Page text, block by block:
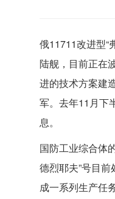
俄11711改进型“
陆舰，目前正在
进的技术方案建
军。去年11月下
息。
国防工业综合体
德烈耶夫”号目
成一系列生产任